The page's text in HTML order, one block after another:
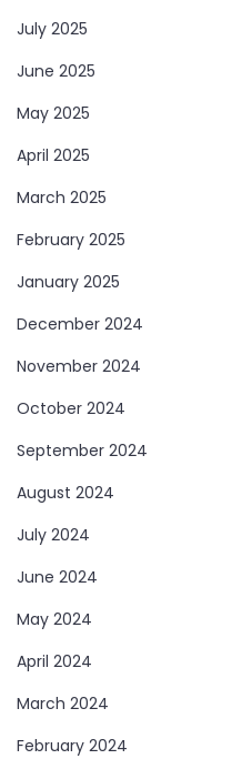
July 2025
June 2025
May 2025
April 2025
March 2025
February 2025
January 2025
December 2024
November 2024
October 2024
September 2024
August 2024
July 2024
June 2024
May 2024
April 2024
March 2024
February 2024